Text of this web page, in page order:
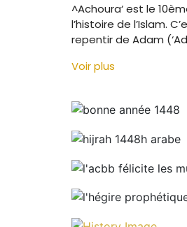
^Achoura‘ est le
l’histoire de l’Islam.
repentir de Adam
Voir plus